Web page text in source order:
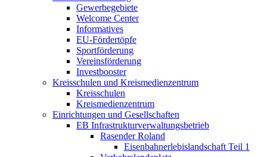
Gewerbegebiete
Welcome Center
Informatives
EU-Fördertöpfe
Sportförderung
Vereinsförderung
Investbooster
Kreisschulen und Kreismedienzentrum
Kreisschulen
Kreismedienzentrum
Einrichtungen und Gesellschaften
EB Infrastruktur­verwaltungsbetrieb
Rasender Roland
Eisenbahnerlebis­landschaft Teil 1